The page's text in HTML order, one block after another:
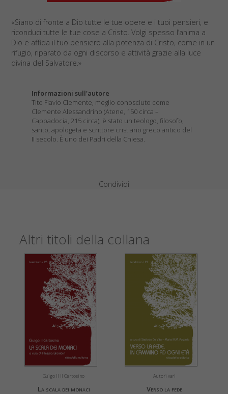
«Siano di fronte a Dio tutte le tue opere e i tuoi pensieri, e
riconduci tutte le tue cose a Cristo. Volgi spesso l’anima a
Dio e affida il tuo pensiero alla potenza di Cristo, come in un
rifugio, riparato da ogni discorso e attività grazie alla luce
divina del Salvatore.»
Informazioni sull'autore
Tito Flavio Clemente, meglio conosciuto come
Clemente Alessandrino (Atene, 150 circa –
Cappadocia, 215 circa), è stato un teologo, filosofo,
santo, apologeta e scrittore cristiano greco antico del
II secolo. È uno dei Padri della Chiesa.
Condividi
Altri titoli della collana
Guigo II il Certosino
La scala dei monaci
Autori vari
Verso la fede